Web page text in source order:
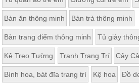
Bàn ăn thông minh Bàn trà thông minh
Bàn trang điểm thông minh Tủ giày
Kệ Treo Tường Tranh Trang Trí Cây
Bình hoa, bát đĩa trang trí Kệ hoa Đồ